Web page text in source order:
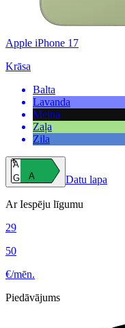
Apple iPhone 17
Krāsa
Balta
Lavanda
Melna
Zaļa
Zila
A
G
A Datu lapa
Ar Iespēju līgumu
29
50
€/mēn.
Piedāvājums